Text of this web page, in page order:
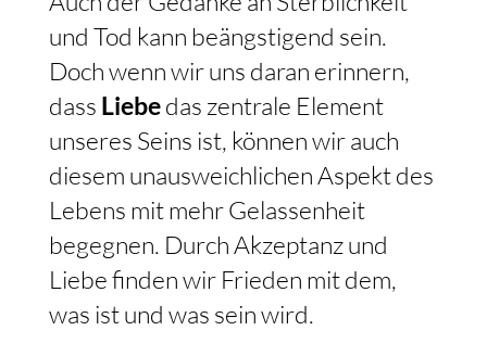
und Tod kann beängstigend sein.
Doch wenn wir uns daran erinnern,
dass Liebedas zentrale Element
unseres Seins ist, können wir auch
diesem unausweichlichen Aspekt des
Lebens mit mehr Gelassenheit
begegnen. Durch Akzeptanz und
Liebe finden wir Frieden mit dem,
was ist und was sein wird.